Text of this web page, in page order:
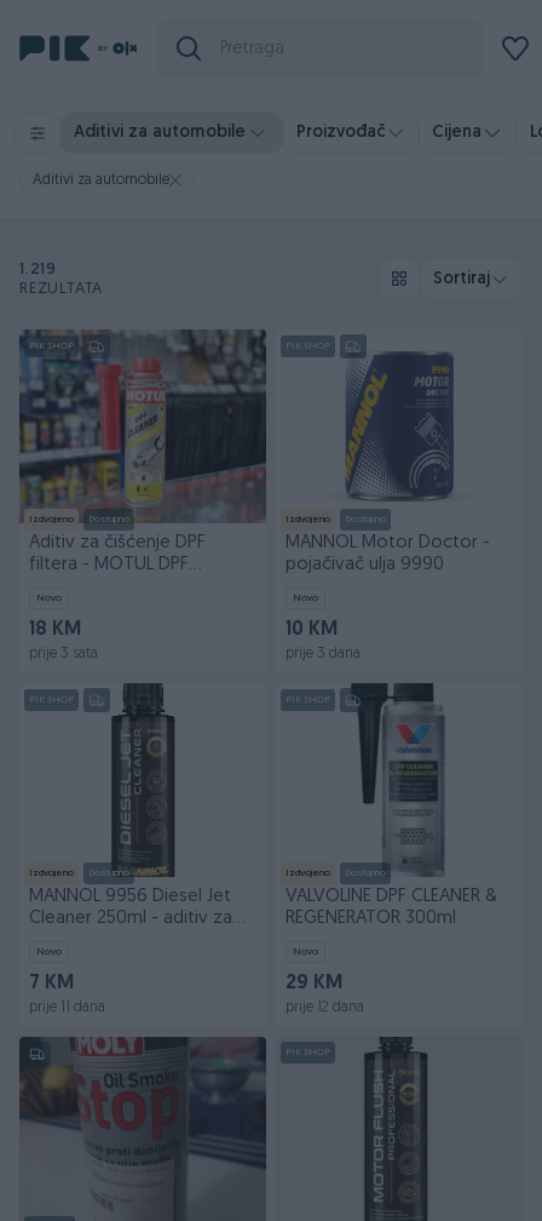
Aditivi za automobile Proizvođač Cijena
Aditivi za automobile
1.219
REZULTATA
Sortiraj
PIK SHOP
Izdvojeno Dostupno
Aditiv za čišćenje DPF
filtera - MOTUL DPF
Novo
18 KM
prije 3 sata
PIK SHOP
Izdvojeno Dostupno
MANNOL Motor Doctor -
pojačivač ulja 9990
Novo
10 KM
prije 3 dana
PIK SHOP
Izdvojeno Dostupno
MANNOL 9956 Diesel Jet
Cleaner 250ml - aditiv za
Novo
7 KM
prije 11 dana
PIK SHOP
Izdvojeno Dostupno
VALVOLINE DPF CLEANER &
REGENERATOR 300ml
Novo
29 KM
prije 12 dana
PIK SHOP